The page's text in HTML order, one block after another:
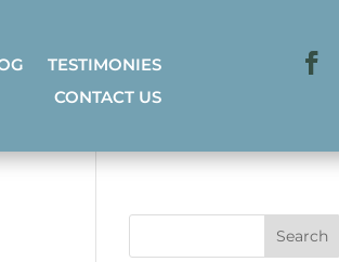
TESTIMONIES
CONTACT US
Search